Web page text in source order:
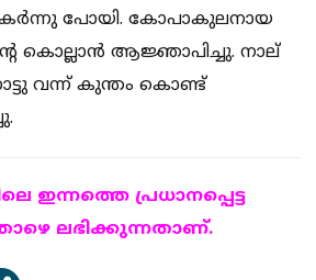
പോയി. കോപാകുലനായ
കൊല്ലാന്‍ ആജ്ഞാപിച്ചു. നാല്
വന്ന് കുന്തം കൊണ്ട്
ഇന്നത്തെ പ്രധാനപ്പെട്ട
ലഭിക്കുന്നതാണ്.